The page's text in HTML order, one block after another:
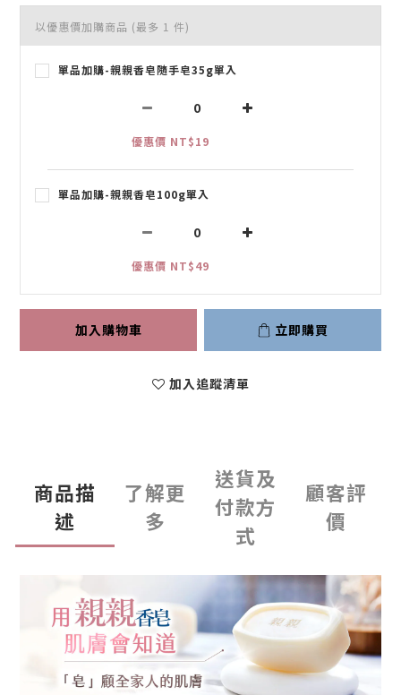
以優惠價加購商品 (最多 1 件)
單品加購-親親香皂隨手皂35g單入
優惠價 NT$19
單品加購-親親香皂100g單入
優惠價 NT$49
加入購物車 立即購買
加入追蹤清單
商品描
述
了解更
多
送貨及
付款方
式
顧客評
價